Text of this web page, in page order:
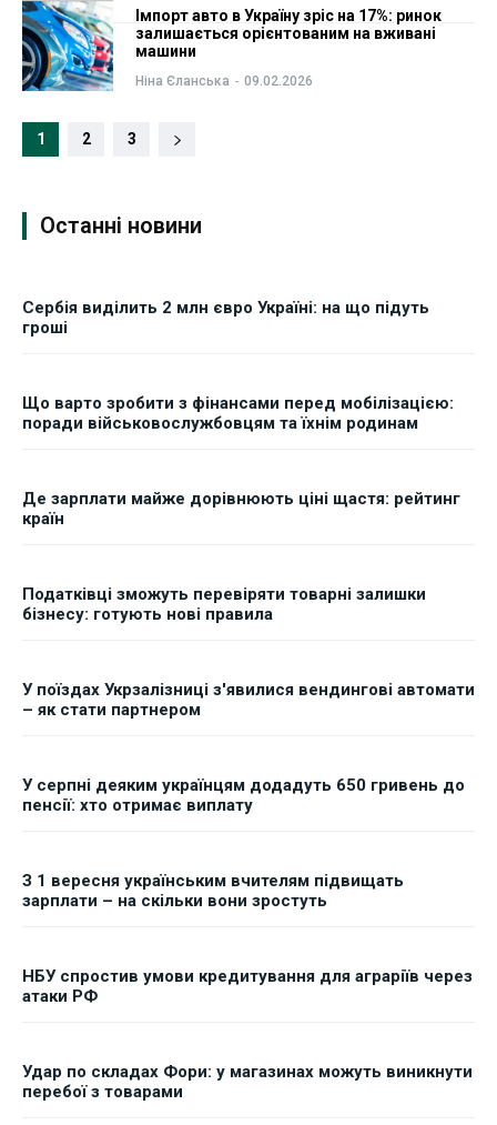
Імпорт авто в Україну зріс на 17%: ринок
залишається орієнтованим на вживані
машини
Ніна Єланська - 09.02.2026
1 2 3
Останні новини
Сербія виділить 2 млн євро Україні: на що підуть
гроші
Що варто зробити з фінансами перед мобілізацією:
поради військовослужбовцям та їхнім родинам
Де зарплати майже дорівнюють ціні щастя: рейтинг
країн
Податківці зможуть перевіряти товарні залишки
бізнесу: готують нові правила
У поїздах Укрзалізниці з'явилися вендингові автомати
– як стати партнером
У серпні деяким українцям додадуть 650 гривень до
пенсії: хто отримає виплату
З 1 вересня українським вчителям підвищать
зарплати – на скільки вони зростуть
НБУ спростив умови кредитування для аграріїв через
атаки РФ
Удар по складах Фори: у магазинах можуть виникнути
перебої з товарами